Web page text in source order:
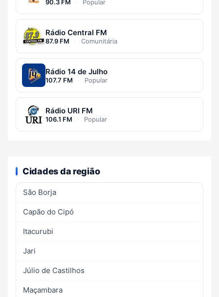
90.3 FM · Popular
Rádio Central FM
87.9 FM · Comunitária
Rádio 14 de Julho
107.7 FM · Popular
Rádio URI FM
106.1 FM · Popular
Cidades da região
São Borja
Capão do Cipó
Itacurubi
Jari
Júlio de Castilhos
Maçambara